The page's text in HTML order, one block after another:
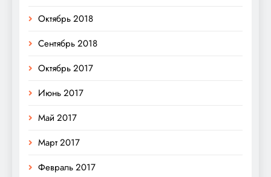
Октябрь 2018
Сентябрь 2018
Октябрь 2017
Июнь 2017
Май 2017
Март 2017
Февраль 2017